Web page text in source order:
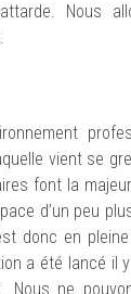
Nous
vient se
font la
d’un peu
donc en
a été lancé il
Nous ne